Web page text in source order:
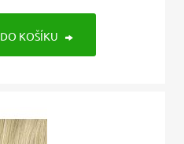
DO KOŠÍKU